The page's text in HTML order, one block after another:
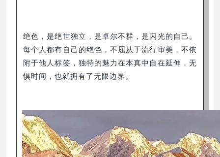
绝色，是绝世独立，是卓尔不群，是闪光的自己。
每个人都有自己的绝色，不屈从于流行审美，不依
附于他人标签，独特的魅力在本真中自在延伸，无
惧时间，也就拥有了无限边界。